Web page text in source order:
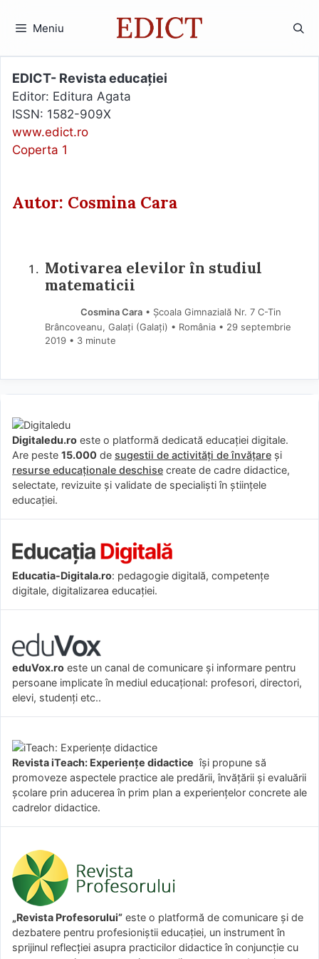
Meniu
EDICT- Revista educației
Editor: Editura Agata
ISSN: 1582-909X
www.edict.ro
Coperta 1
Autor: Cosmina Cara
Motivarea elevilor în studiul
matematicii
Cosmina Cara• Școala Gimnazială Nr. 7 C-Tin
Brâncoveanu, Galați (Galaţi) • România
29 septembrie
2019 • 3 minute
Digitaledu.ro este o platformă dedicată educației digitale.
Are peste 15.000 de sugestii de activități de învățare și
resurse educaționale deschise create de cadre didactice,
selectate, revizuite și validate de specialiști în științele
educației.
Educatia-Digitala.ro: pedagogie digitală, competențe
digitale, digitalizarea educației.
eduVox.ro este un canal de comunicare și informare pentru
persoane implicate în mediul educațional: profesori, directori,
elevi, studenți etc..
Revista iTeach: Experienţe didactice îşi propune să
promoveze aspectele practice ale predării, învăţării şi evaluării
şcolare prin aducerea în prim plan a experienţelor concrete ale
cadrelor didactice.
„Revista Profesorului” este o platformă de comunicare și de
dezbatere pentru profesioniștii educației, un instrument în
sprijinul reflecției asupra practicilor didactice în conjuncție cu